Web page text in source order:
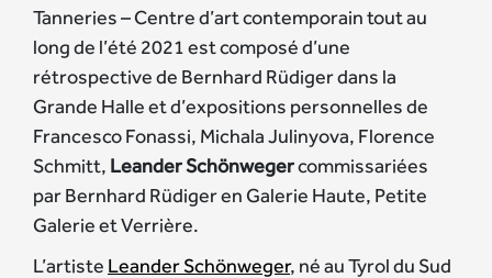
Tanneries – Centre d’art contemporain tout au
long de l’été 2021 est composé d’une
rétrospective de Bernhard Rüdiger dans la
Grande Halle et d’expositions personnelles de
Francesco Fonassi, Michala Julinyova, Florence
Schmitt, Leander Schönwegercommissariées
par Bernhard Rüdiger en Galerie Haute, Petite
Galerie et Verrière.
L’artiste Leander Schönweger, né au Tyrol du Sud